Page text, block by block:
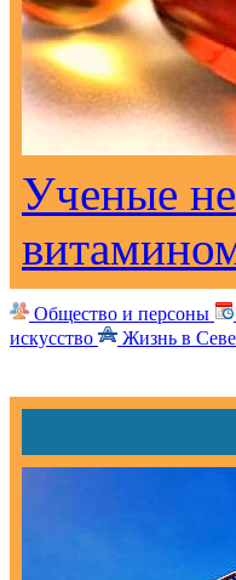
Ученые
Общество и персоны
искусство
Жизнь в